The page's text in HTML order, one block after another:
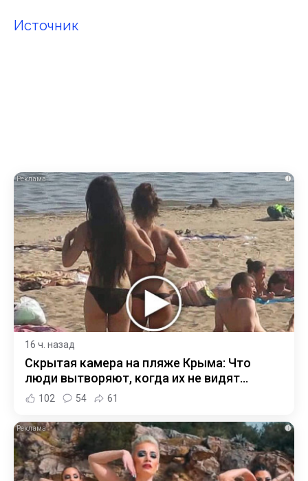
Источник
i
16 ч. назад
Скрытая камера на пляже Крыма: Что
люди вытворяют, когда их не видят...
102 54 61
i